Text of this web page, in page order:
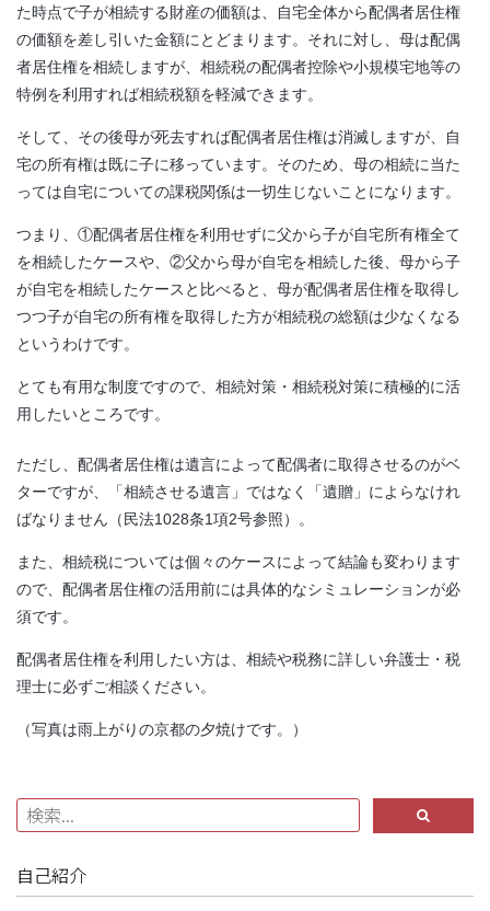
た時点で子が相続する財産の価額は、自宅全体から配偶者居住権
の価額を差し引いた金額にとどまります。それに対し、母は配偶
者居住権を相続しますが、相続税の配偶者控除や小規模宅地等の
特例を利用すれば相続税額を軽減できます。
そして、その後母が死去すれば配偶者居住権は消滅しますが、自
宅の所有権は既に子に移っています。そのため、母の相続に当た
っては自宅についての課税関係は一切生じないことになります。
つまり、①配偶者居住権を利用せずに父から子が自宅所有権全て
を相続したケースや、②父から母が自宅を相続した後、母から子
が自宅を相続したケースと比べると、母が配偶者居住権を取得し
つつ子が自宅の所有権を取得した方が相続税の総額は少なくなる
というわけです。
とても有用な制度ですので、相続対策・相続税対策に積極的に活
用したいところです。
ただし、配偶者居住権は遺言によって配偶者に取得させるのがベ
ターですが、「相続させる遺言」ではなく「遺贈」によらなけれ
ばなりません（民法1028条1項2号参照）。
また、相続税については個々のケースによって結論も変わります
ので、配偶者居住権の活用前には具体的なシミュレーションが必
須です。
配偶者居住権を利用したい方は、相続や税務に詳しい弁護士・税
理士に必ずご相談ください。
（写真は雨上がりの京都の夕焼けです。）
自己紹介